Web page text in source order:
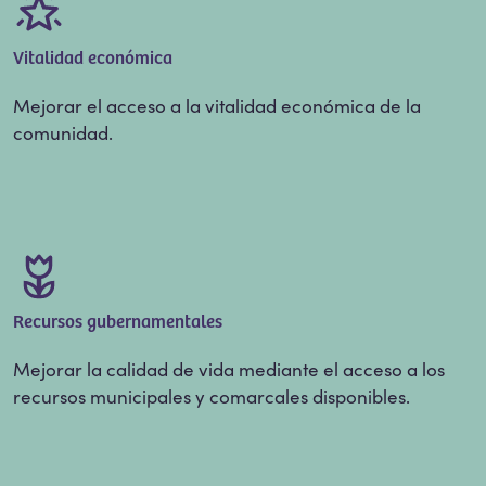
Vitalidad económica
Mejorar el acceso a la vitalidad económica de la
comunidad.
Recursos gubernamentales
Mejorar la calidad de vida mediante el acceso a los
recursos municipales y comarcales disponibles.